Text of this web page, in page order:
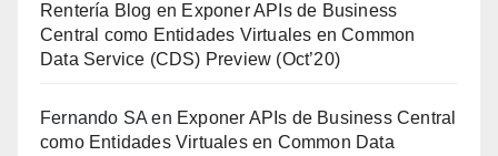
Rentería Blog en Exponer APIs de Business
Central como Entidades Virtuales en Common
Data Service (CDS) Preview (Oct’20)
Fernando SA en Exponer APIs de Business Central
como Entidades Virtuales en Common Data